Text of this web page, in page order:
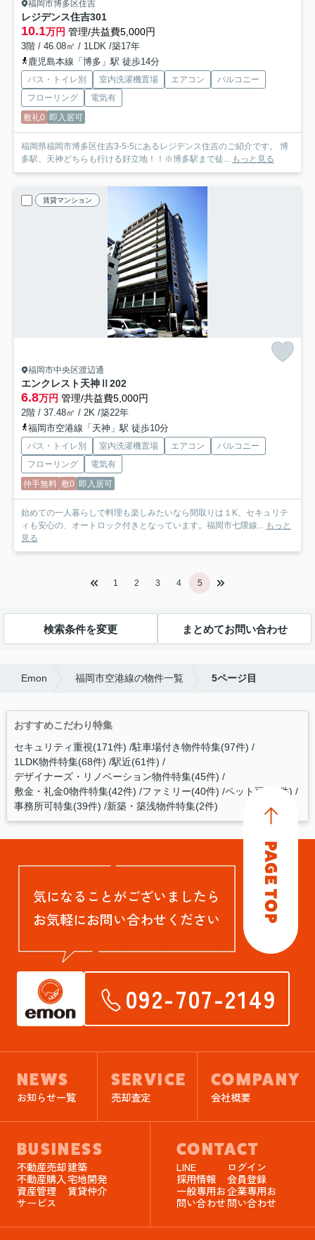
福岡市博多区住吉
レジデンス住吉301
10.1万円 管理/共益費5,000円
3階 / 46.08㎡ / 1LDK /築17年
鹿児島本線「博多」駅 徒歩14分
バス・トイレ別 室内洗濯機置場 エアコン
バルコニー
フローリング
電気有
敷礼0 即入居可
福岡県福岡市博多区住吉3-5-5にあるレジデンス住吉のご紹介です。 博
多駅、天神どちらも行ける好立地！！※博多駅まで徒... もっと見る
賃貸マンション
福岡市中央区渡辺通
エンクレスト天神Ⅱ 202
6.8万円 管理/共益費5,000円
2階 / 37.48㎡ / 2K /築22年
福岡市空港線「天神」駅 徒歩10分
バス・トイレ別 室内洗濯機置場 エアコン
バルコニー
フローリング
電気有
仲手無料 敷0 即入居可
始めての一人暮らしで料理も楽しみたいなら間取りは１K、セキュリテ
ィも安心の、オートロック付きとなっています。福岡市七隈線... もっと
見る
1 2 3 4 5
検索条件を変更 まとめてお問い合わせ
Emon 福岡市空港線の物件一覧 5ページ目
おすすめこだわり特集
セキュリティ重視(171件) 駐車場付き物件特集(97件)
1LDK物件特集(68件) 駅近(61件)
デザイナーズ・リノベーション物件特集(45件)
敷金・礼金0物件特集(42件) ファミリー(40件) ペット可(40件)
事務所可特集(39件) 新築・築浅物件特集(2件)
気になることがございましたら
お気軽にお問い合わせください
092-707-2149
NEWS
お知らせ一覧
SERVICE
売却査定
COMPANY
会社概要
BUSINESS
不動産売却建築
不動産購入宅地開発
資産管理
サービス
賃貸仲介
CONTACT
LINE
ログイン
採用情報
会員登録
一般専用お
問い合わせ
企業専用お
問い合わせ